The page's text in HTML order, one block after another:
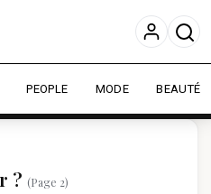
pour améliorer votre
En savoir plus
Personnaliser
PEOPLE MODE BEAUTÉ
? (Page 2)